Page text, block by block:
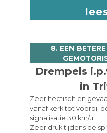
de weg zelf
8. EEN
Drempels
in
Zeer hectisch en
vanaf kerk tot voorbij
signalisatie 30 km/u!
Zeer druk tijdens de